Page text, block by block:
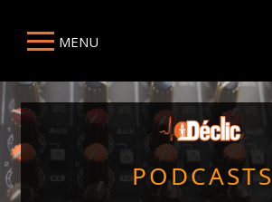
MENU
PODCASTS